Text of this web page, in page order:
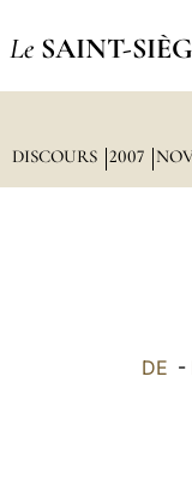
Le SAINT-
DISCOURS 2007
DE -